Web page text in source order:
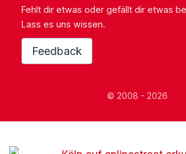
Fehlt dir etwas oder gefällt dir etwas
Lass es uns wissen.
Feedback
© 2008 - 2026